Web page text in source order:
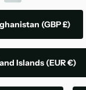
(GBP £)
Islands (EUR €)